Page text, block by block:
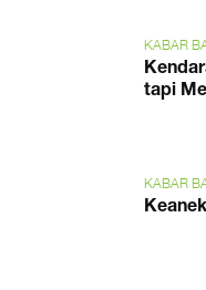
KABAR
tapi
KABAR